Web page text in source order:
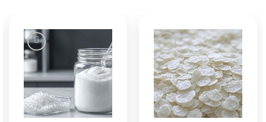
Add to
wishlist
Add to